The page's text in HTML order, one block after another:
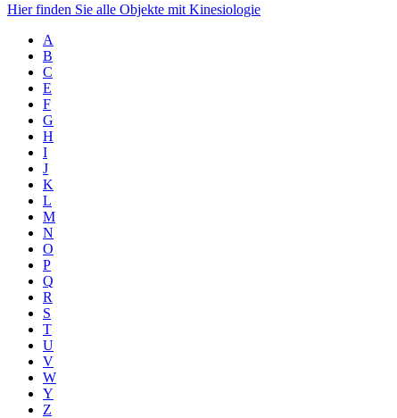
Hier finden Sie alle Objekte mit Kinesiologie
A
B
C
E
F
G
H
I
J
K
L
M
N
O
P
Q
R
S
T
U
V
W
Y
Z